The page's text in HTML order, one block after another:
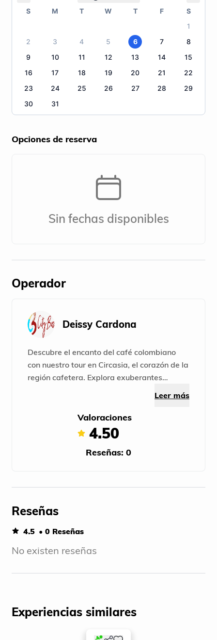
S M T W T F
S
1
2
3 4 5 6 7
8
9
10 11 12 13 14
15
16
17 18 19 20 21
22
23
24 25 26 27 28
29
30
31
Opciones de reserva
Sin fechas disponibles
Operador
Deissy Cardona
Descubre el encanto del café colombiano
con nuestro tour en Circasia, el corazón de la
región cafetera. Explora exuberantes
experiencia única en el mundo del café!
Leer más
Valoraciones
4.50
Reseñas: 0
Reseñas
4.5 • 0 Reseñas
No existen reseñas
Experiencias similares